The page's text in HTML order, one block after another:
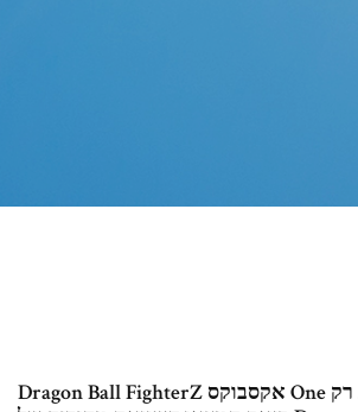
Dragon Ball FighterZ אקסבוקס One החל מ - 119‏₪. רק